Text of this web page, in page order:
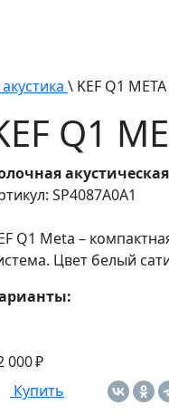
\ KEF Q1
Q1
SP4087A0A1
Q1 Meta –
Цвет белый
000 ₽
Купить